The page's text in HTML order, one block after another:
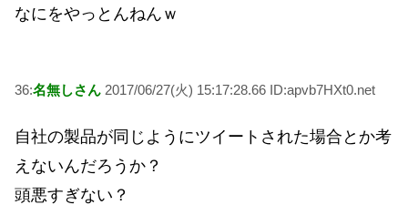
なにをやっとんねんｗ
36:名無しさん 2017/06/27(火) 15:17:28.66 ID:apvb7HXt0.net
自社の製品が同じようにツイートされた場合とか考
えないんだろうか？
頭悪すぎない？